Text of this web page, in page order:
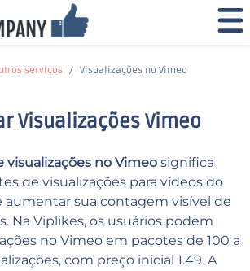
serviços Visualizações no Vimeo
Visualizações Vimeo
visualizações no Vimeosignifica
de visualizações para vídeos do
aumentar sua contagem visível de
Na Viplikes, os usuários podem
no Vimeo em pacotes de 100 a
com preço inicial 1.49. A